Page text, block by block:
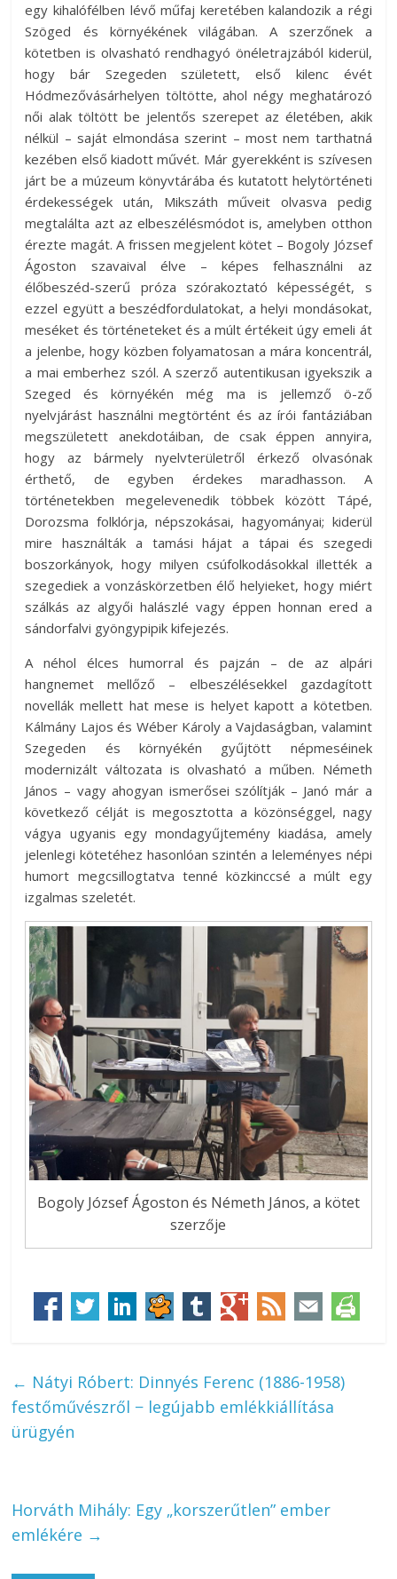
egy kihalófélben lévő műfaj keretében kalandozik a régi
Szöged és környékének világában. A szerzőnek a
kötetben is olvasható rendhagyó önéletrajzából kiderül,
hogy bár Szegeden született, első kilenc évét
Hódmezővásárhelyen töltötte, ahol négy meghatározó
női alak töltött be jelentős szerepet az életében, akik
nélkül – saját elmondása szerint – most nem tarthatná
kezében első kiadott művét. Már gyerekként is szívesen
járt be a múzeum könyvtárába és kutatott helytörténeti
érdekességek után, Mikszáth műveit olvasva pedig
megtalálta azt az elbeszélésmódot is, amelyben otthon
érezte magát. A frissen megjelent kötet – Bogoly József
Ágoston szavaival élve – képes felhasználni az
élőbeszéd-szerű próza szórakoztató képességét, s
ezzel együtt a beszédfordulatokat, a helyi mondásokat,
meséket és történeteket és a múlt értékeit úgy emeli át
a jelenbe, hogy közben folyamatosan a mára koncentrál,
a mai emberhez szól. A szerző autentikusan igyekszik a
Szeged és környékén még ma is jellemző ö-ző
nyelvjárást használni megtörtént és az írói fantáziában
megszületett anekdotáiban, de csak éppen annyira,
hogy az bármely nyelvterületről érkező olvasónak
érthető, de egyben érdekes maradhasson. A
történetekben megelevenedik többek között Tápé,
Dorozsma folklórja, népszokásai, hagyományai; kiderül
mire használták a tamási hájat a tápai és szegedi
boszorkányok, hogy milyen csúfolkodásokkal illették a
szegediek a vonzáskörzetben élő helyieket, hogy miért
szálkás az algyői halászlé vagy éppen honnan ered a
sándorfalvi gyöngypipik kifejezés.
A néhol élces humorral és pajzán – de az alpári
hangnemet mellőző – elbeszélésekkel gazdagított
novellák mellett hat mese is helyet kapott a kötetben.
Kálmány Lajos és Wéber Károly a Vajdaságban, valamint
Szegeden és környékén gyűjtött népmeséinek
modernizált változata is olvasható a műben. Németh
János – vagy ahogyan ismerősei szólítják – Janó már a
következő célját is megosztotta a közönséggel, nagy
vágya ugyanis egy mondagyűjtemény kiadása, amely
jelenlegi kötetéhez hasonlóan szintén a leleményes népi
humort megcsillogtatva tenné közkinccsé a múlt egy
izgalmas szeletét.
Bogoly József Ágoston és Németh János, a kötet
szerzője
← Nátyi Róbert: Dinnyés Ferenc (1886-1958)
festőművészről − legújabb emlékkiállítása
ürügyén
Horváth Mihály: Egy „korszerűtlen” ember
emlékére →